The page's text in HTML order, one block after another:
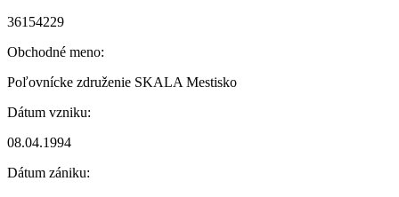
36154229
Obchodné meno:
Poľovnícke združenie SKALA Mestisko
Dátum vzniku:
08.04.1994
Dátum zániku: